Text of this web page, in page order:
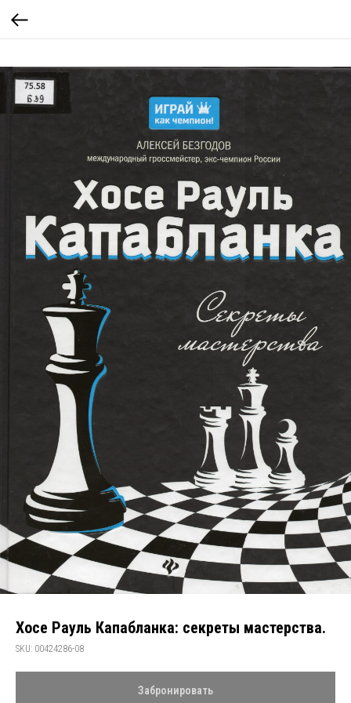
Хосе Рауль Капабланка: секреты мастерства.
SKU: 00424286-08
Забронировать